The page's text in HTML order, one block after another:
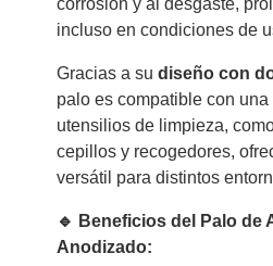
corrosión y al desgaste,
incluso en condiciones de
Gracias a su diseño con
palo es compatible con
utensilios de limpieza,
cepillos y recogedores,
versátil para distintos
🔹 Beneficios del Palo de
Anodizado: